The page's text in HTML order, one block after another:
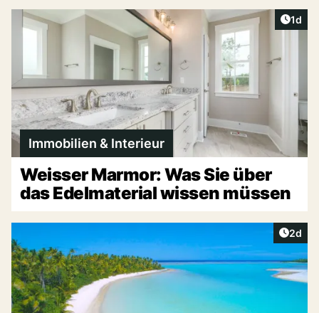
1d
Immobilien & Interieur
Weisser Marmor: Was Sie über
das Edelmaterial wissen müssen
2d